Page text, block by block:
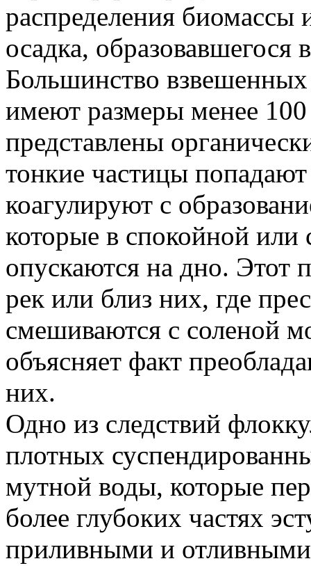
распределения биомассы
осадка, образовавшегося
Большинство взвешенных
имеют размеры менее
представлены
тонкие частицы
коагулируют с
которые в спокойной
опускаются на дно. Этот
рек или близ них, где
смешиваются с соленой
объясняет факт
них.
Одно из следствий
плотных
мутной воды, которые
более глубоких частях
приливными и